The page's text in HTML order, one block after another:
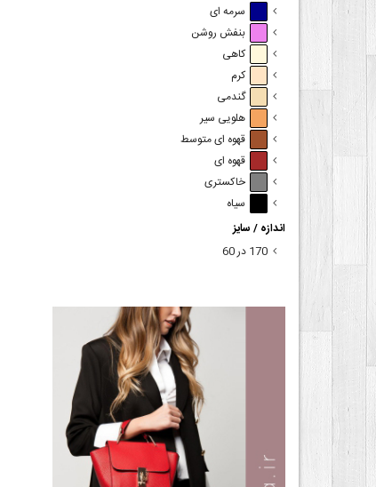
سرمه ای
بنفش روشن
کاهی
کرم
گندمی
هلویی سیر
قهوه ای متوسط
قهوه ای
خاکستری
سیاه
اندازه / سایز
170 در 60